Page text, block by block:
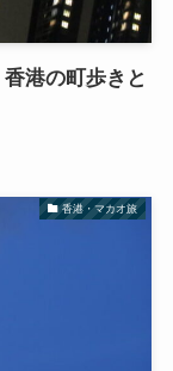
港の町歩きと
香港・マカオ旅